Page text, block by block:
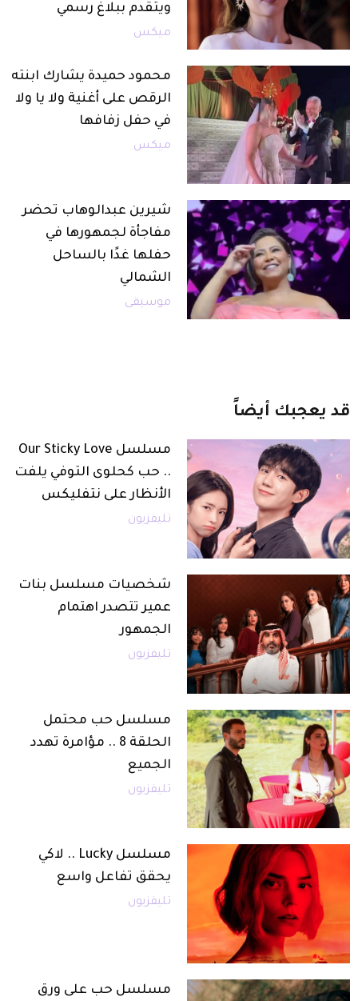
ويتقدم ببلاغ رسمي
ميكس
محمود حميدة يشارك ابنته
الرقص على أغنية ولا يا ولا
في حفل زفافها
ميكس
شيرين عبدالوهاب تحضر
مفاجأة لجمهورها في
حفلها غدًا بالساحل
الشمالي
موسيقى
قد يعجبك أيضاً
مسلسل Our Sticky Love
.. حب كحلوى التوفي يلفت
الأنظار على نتفليكس
تليفزيون
شخصيات مسلسل بنات
عمير تتصدر اهتمام
الجمهور
تليفزيون
مسلسل حب محتمل
الحلقة 8 .. مؤامرة تهدد
الجميع
تليفزيون
مسلسل Lucky .. لاكي
يحقق تفاعل واسع
تليفزيون
مسلسل حب على ورق